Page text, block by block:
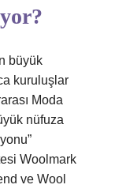
büyük
kuruluşlar
Moda
nüfuza
Woolmark
ve Wool